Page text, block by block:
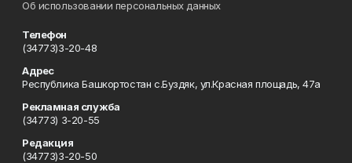
Об использовании персональных данных
Телефон
(34773)3-20-48
Адрес
Республика Башкортостан с.Буздяк, ул.Красная площадь, 47а
Рекламная служба
(34773) 3-20-55
Редакция
(34773)3-20-50